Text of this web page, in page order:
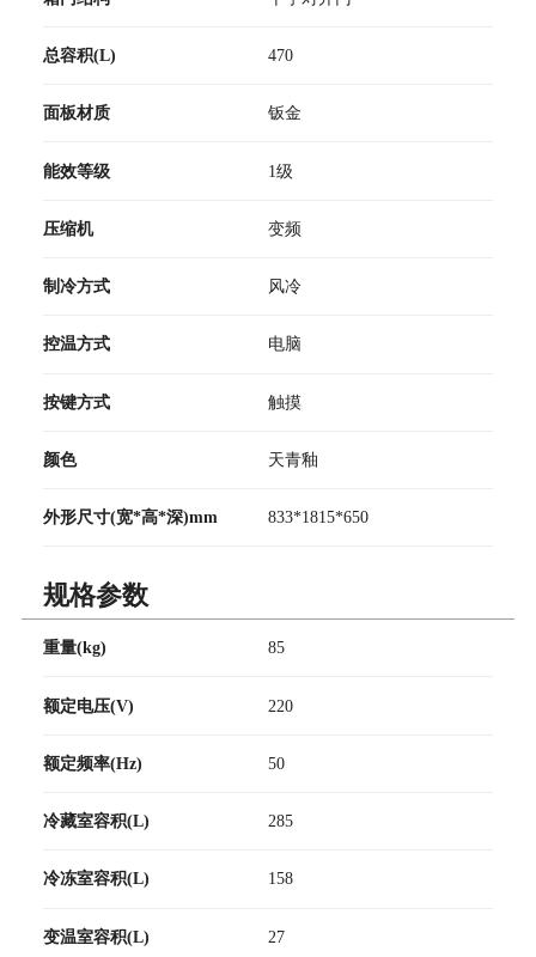
总容积(L) 470
面板材质 钣金
能效等级 1级
压缩机 变频
制冷方式 风冷
控温方式 电脑
按键方式 触摸
颜色 天青釉
外形尺寸(宽*高*深)mm 833*1815*650
规格参数
重量(kg) 85
额定电压(V) 220
额定频率(Hz) 50
冷藏室容积(L) 285
冷冻室容积(L) 158
变温室容积(L) 27